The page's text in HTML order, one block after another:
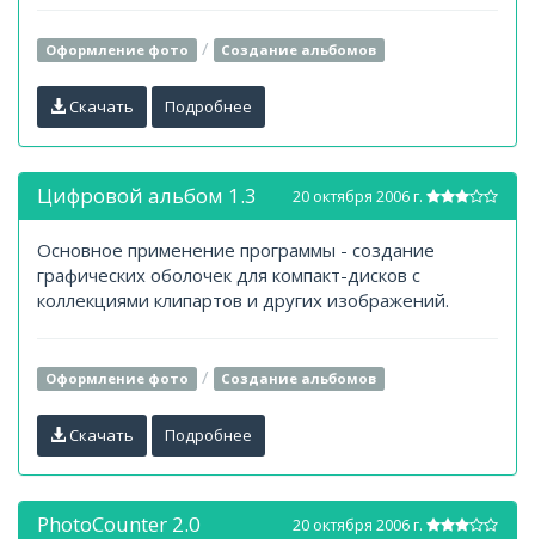
Оформление фото / Создание альбомов
Скачать Подробнее
20 октября 2006 г.
Цифровой альбом 1.3
Основное применение программы - создание
графических оболочек для компакт-дисков с
коллекциями клипартов и других изображений.
Оформление фото / Создание альбомов
Скачать Подробнее
20 октября 2006 г.
PhotoCounter 2.0